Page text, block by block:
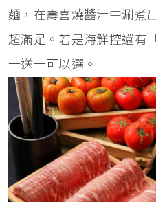
麵，在壽喜燒醬汁中涮煮
超滿足。若是海鮮控還有
一送一可以選。